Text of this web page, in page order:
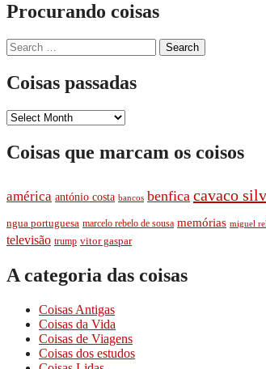
Procurando coisas
Search
for:
Coisas passadas
Coisas
Coisas que marcam os coisos
américa antónio costa bancos benfica cavaco
ngua portuguesa marcelo rebelo de sousa memórias miguel
televisão trump vitor gaspar
A categoria das coisas
Coisas Antigas
Coisas da Vida
Coisas de Viagens
Coisas dos estudos